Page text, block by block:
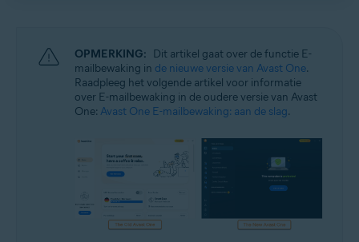
OPMERKING: Dit artikel gaat over de functie E-
mailbewaking in de nieuwe versie van Avast One.
Raadpleeg het volgende artikel voor informatie
over E-mailbewaking in de oudere versie van Avast
One: Avast One E-mailbewaking: aan de slag.